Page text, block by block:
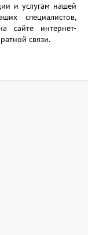
и услугам нашей
специалистов,
сайте интернет-
связи.